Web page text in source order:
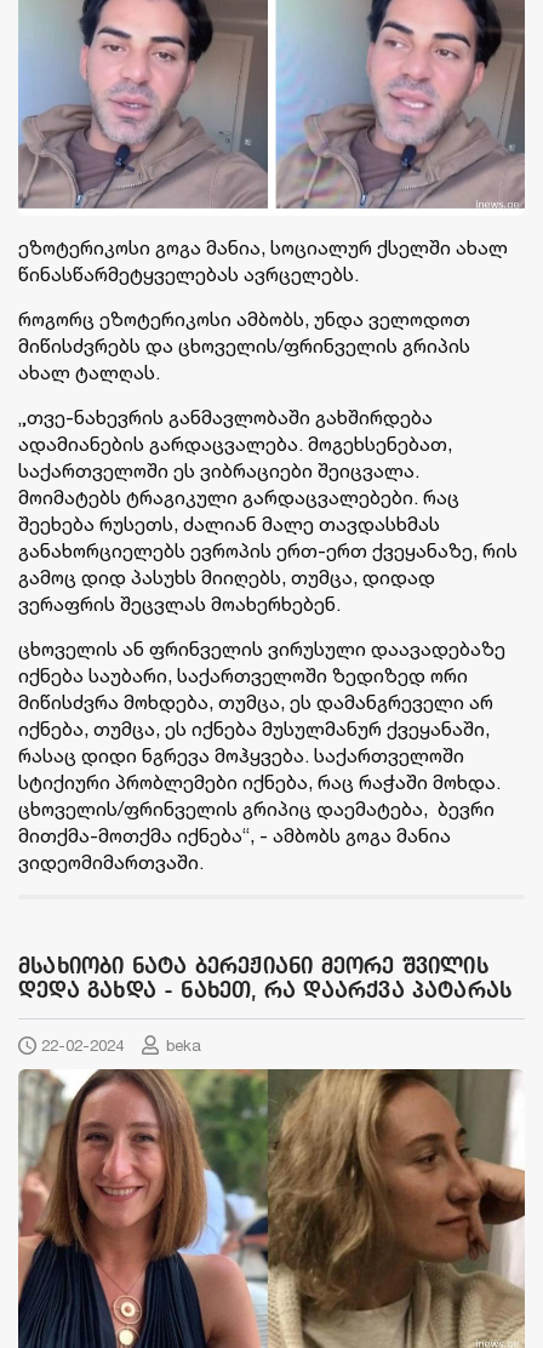
ეზოტერიკოსი გოგა მანია, სოციალურ ქსელში ახალ
წინასწარმეტყველებას ავრცელებს.
როგორც ეზოტერიკოსი ამბობს, უნდა ველოდოთ
მიწისძვრებს და ცხოველის/ფრინველის გრიპის
ახალ ტალღას.
„თვე-ნახევრის განმავლობაში გახშირდება
ადამიანების გარდაცვალება. მოგეხსენებათ,
საქართველოში ეს ვიბრაციები შეიცვალა.
მოიმატებს ტრაგიკული გარდაცვალებები. რაც
შეეხება რუსეთს, ძალიან მალე თავდასხმას
განახორციელებს ევროპის ერთ-ერთ ქვეყანაზე, რის
გამოც დიდ პასუხს მიიღებს, თუმცა, დიდად
ვერაფრის შეცვლას მოახერხებენ.
ცხოველის ან ფრინველის ვირუსული დაავადებაზე
იქნება საუბარი, საქართველოში ზედიზედ ორი
მიწისძვრა მოხდება, თუმცა, ეს დამანგრეველი არ
იქნება, თუმცა, ეს იქნება მუსულმანურ ქვეყანაში,
რასაც დიდი ნგრევა მოჰყვება. საქართველოში
სტიქიური პრობლემები იქნება, რაც რაჭაში მოხდა.
ცხოველის/ფრინველის გრიპიც დაემატება, ბევრი
მითქმა-მოთქმა იქნება“, - ამბობს გოგა მანია
ვიდეომიმართვაში.
მსახიობი ნატა ბერეჟიანი მეორე შვილის
დედა გახდა - ნახეთ, რა დაარქვა პატარას
22-02-2024 beka